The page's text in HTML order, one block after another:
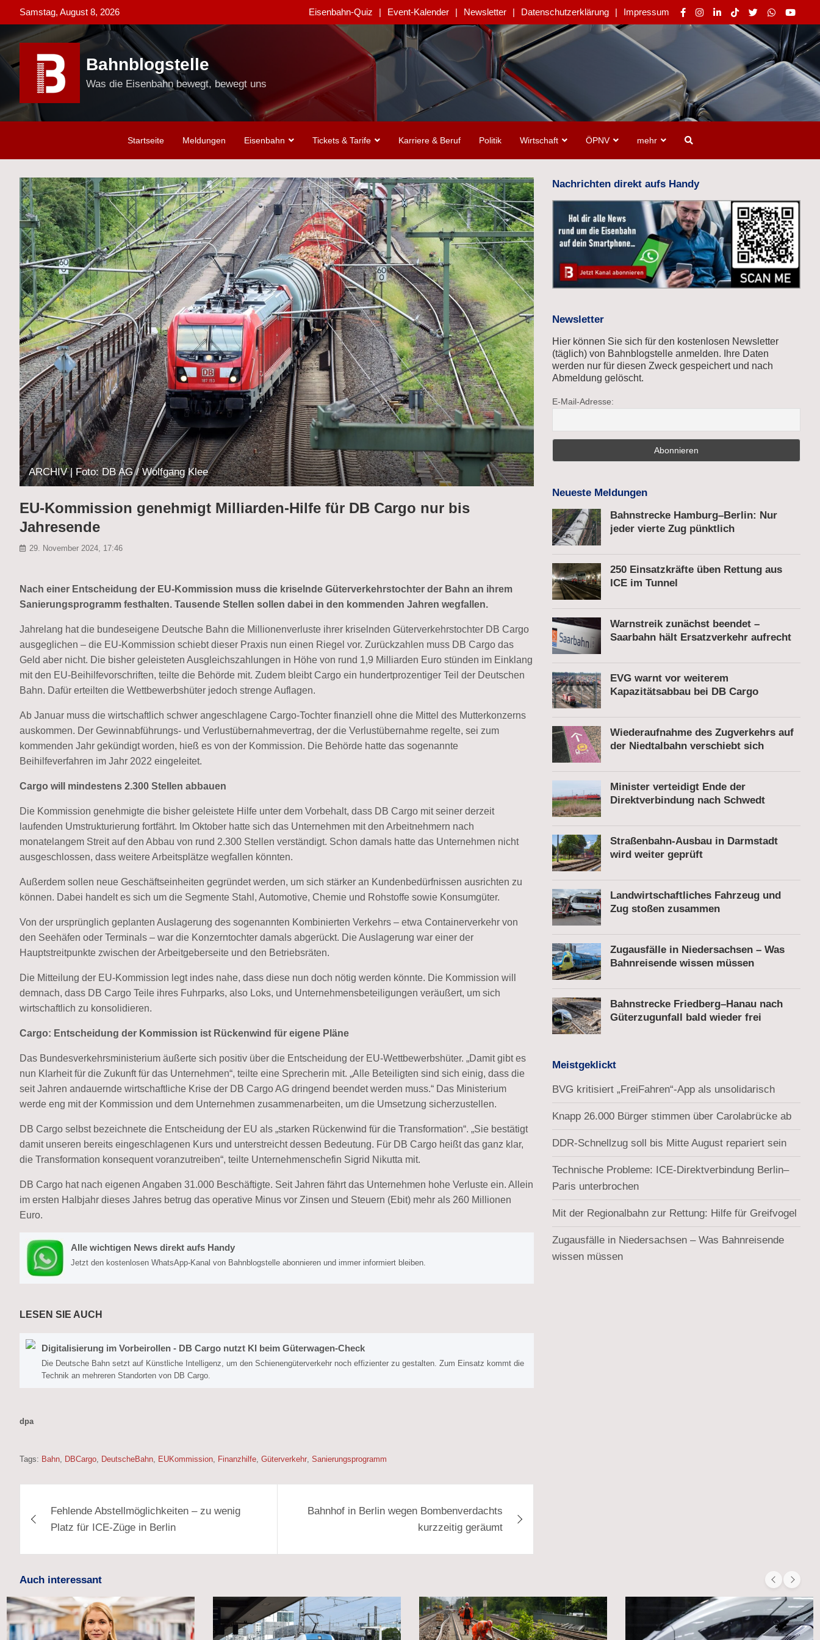
to
content
Samstag, August 8, 2026 Eisenbahn-Quiz Event-Kalender Newsletter Datenschutzerklärung Impressum
Bahnblogstelle
Was die Eisenbahn bewegt, bewegt uns
Startseite Meldungen Eisenbahn Tickets & Tarife Karriere & Beruf Politik Wirtschaft ÖPNV mehr
ARCHIV | Foto: DB AG / Wolfgang Klee
EU-Kommission genehmigt Milliarden-Hilfe für DB Cargo nur bis
Jahresende
29. November 2024, 17:46
Nach einer Entscheidung der EU-Kommission muss die kriselnde Güterverkehrstochter der Bahn an ihrem
Sanierungsprogramm festhalten. Tausende Stellen sollen dabei in den kommenden Jahren wegfallen.
Jahrelang hat die bundeseigene Deutsche Bahn die Millionenverluste ihrer kriselnden Güterverkehrstochter DB Cargo
ausgeglichen – die EU-Kommission schiebt dieser Praxis nun einen Riegel vor. Zurückzahlen muss DB Cargo das
Geld aber nicht. Die bisher geleisteten Ausgleichszahlungen in Höhe von rund 1,9 Milliarden Euro stünden im Einklang
mit den EU-Beihilfevorschriften, teilte die Behörde mit. Zudem bleibt Cargo ein hundertprozentiger Teil der Deutschen
Bahn. Dafür erteilten die Wettbewerbshüter jedoch strenge Auflagen.
Ab Januar muss die wirtschaftlich schwer angeschlagene Cargo-Tochter finanziell ohne die Mittel des Mutterkonzerns
auskommen. Der Gewinnabführungs- und Verlustübernahmevertrag, der die Verlustübernahme regelte, sei zum
kommenden Jahr gekündigt worden, hieß es von der Kommission. Die Behörde hatte das sogenannte
Beihilfeverfahren im Jahr 2022 eingeleitet.
Cargo will mindestens 2.300 Stellen abbauen
Die Kommission genehmigte die bisher geleistete Hilfe unter dem Vorbehalt, dass DB Cargo mit seiner derzeit
laufenden Umstrukturierung fortfährt. Im Oktober hatte sich das Unternehmen mit den Arbeitnehmern nach
monatelangem Streit auf den Abbau von rund 2.300 Stellen verständigt. Schon damals hatte das Unternehmen nicht
ausgeschlossen, dass weitere Arbeitsplätze wegfallen könnten.
Außerdem sollen neue Geschäftseinheiten gegründet werden, um sich stärker an Kundenbedürfnissen ausrichten zu
können. Dabei handelt es sich um die Segmente Stahl, Automotive, Chemie und Rohstoffe sowie Konsumgüter.
Von der ursprünglich geplanten Auslagerung des sogenannten Kombinierten Verkehrs – etwa Containerverkehr von
den Seehäfen oder Terminals – war die Konzerntochter damals abgerückt. Die Auslagerung war einer der
Hauptstreitpunkte zwischen der Arbeitgeberseite und den Betriebsräten.
Die Mitteilung der EU-Kommission legt indes nahe, dass diese nun doch nötig werden könnte. Die Kommission will
demnach, dass DB Cargo Teile ihres Fuhrparks, also Loks, und Unternehmensbeteiligungen veräußert, um sich
wirtschaftlich zu konsolidieren.
Cargo: Entscheidung der Kommission ist Rückenwind für eigene Pläne
Das Bundesverkehrsministerium äußerte sich positiv über die Entscheidung der EU-Wettbewerbshüter. „Damit gibt es
nun Klarheit für die Zukunft für das Unternehmen“, teilte eine Sprecherin mit. „Alle Beteiligten sind sich einig, dass die
seit Jahren andauernde wirtschaftliche Krise der DB Cargo AG dringend beendet werden muss.“ Das Ministerium
werde eng mit der Kommission und dem Unternehmen zusammenarbeiten, um die Umsetzung sicherzustellen.
DB Cargo selbst bezeichnete die Entscheidung der EU als „starken Rückenwind für die Transformation“. „Sie bestätigt
damit unseren bereits eingeschlagenen Kurs und unterstreicht dessen Bedeutung. Für DB Cargo heißt das ganz klar,
die Transformation konsequent voranzutreiben“, teilte Unternehmenschefin Sigrid Nikutta mit.
DB Cargo hat nach eigenen Angaben 31.000 Beschäftigte. Seit Jahren fährt das Unternehmen hohe Verluste ein. Allein
im ersten Halbjahr dieses Jahres betrug das operative Minus vor Zinsen und Steuern (Ebit) mehr als 260 Millionen
Euro.
Alle wichtigen News direkt aufs Handy
Jetzt den kostenlosen WhatsApp-Kanal von Bahnblogstelle abonnieren und immer informiert bleiben.
LESEN SIE AUCH
Digitalisierung im Vorbeirollen - DB Cargo nutzt KI beim Güterwagen-Check
Die Deutsche Bahn setzt auf Künstliche Intelligenz, um den Schienengüterverkehr noch effizienter zu gestalten. Zum Einsatz kommt die
Technik an mehreren Standorten von DB Cargo.
dpa
Tags: Bahn DBCargo DeutscheBahn EUKommission Finanzhilfe Güterverkehr Sanierungsprogramm
Fehlende Abstellmöglichkeiten – zu wenig
Platz für ICE-Züge in Berlin
Bahnhof in Berlin wegen Bombenverdachts
kurzzeitig geräumt
Nachrichten direkt aufs Handy
Newsletter
Hier können Sie sich für den kostenlosen Newsletter
(täglich) von Bahnblogstelle anmelden. Ihre Daten
werden nur für diesen Zweck gespeichert und nach
Abmeldung gelöscht.
E-Mail-Adresse:
Neueste Meldungen
Bahnstrecke Hamburg–Berlin: Nur
jeder vierte Zug pünktlich
250 Einsatzkräfte üben Rettung aus
ICE im Tunnel
Warnstreik zunächst beendet –
Saarbahn hält Ersatzverkehr aufrecht
EVG warnt vor weiterem
Kapazitätsabbau bei DB Cargo
Wiederaufnahme des Zugverkehrs auf
der Niedtalbahn verschiebt sich
Minister verteidigt Ende der
Direktverbindung nach Schwedt
Straßenbahn-Ausbau in Darmstadt
wird weiter geprüft
Landwirtschaftliches Fahrzeug und
Zug stoßen zusammen
Zugausfälle in Niedersachsen – Was
Bahnreisende wissen müssen
Bahnstrecke Friedberg–Hanau nach
Güterzugunfall bald wieder frei
Meistgeklickt
BVG kritisiert „FreiFahren“-App als unsolidarisch
Knapp 26.000 Bürger stimmen über Carolabrücke ab
DDR-Schnellzug soll bis Mitte August repariert sein
Technische Probleme: ICE-Direktverbindung Berlin–
Paris unterbrochen
Mit der Regionalbahn zur Rettung: Hilfe für Greifvogel
Zugausfälle in Niedersachsen – Was Bahnreisende
wissen müssen
Auch interessant